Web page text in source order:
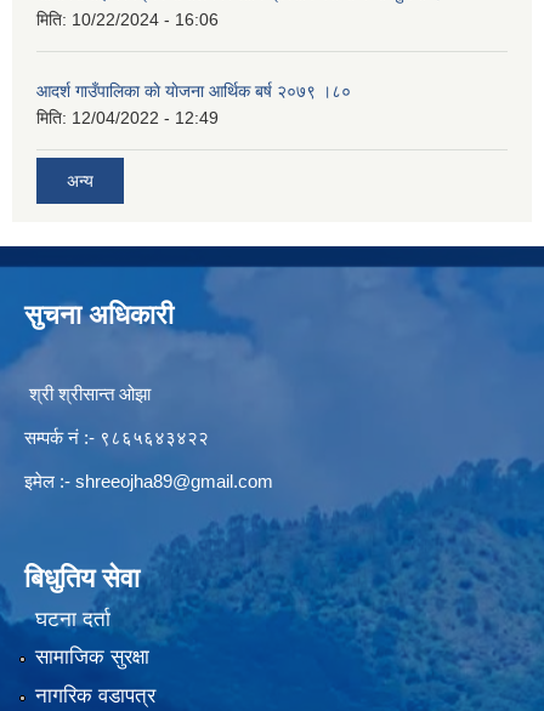
मिति: 10/22/2024 - 16:06
आदर्श गाउँपालिका काे याेजना आर्थिक बर्ष २०७९ ।८०
मिति: 12/04/2022 - 12:49
अन्य
सुचना अधिकारी
श्री श्रीसान्त ओझा
सम्पर्क नं :- ९८६५६४३४२२
इमेल :- shreeojha89@gmail.com
बिधुतिय सेवा
घटना दर्ता
सामाजिक सुरक्षा
नागरिक वडापत्र